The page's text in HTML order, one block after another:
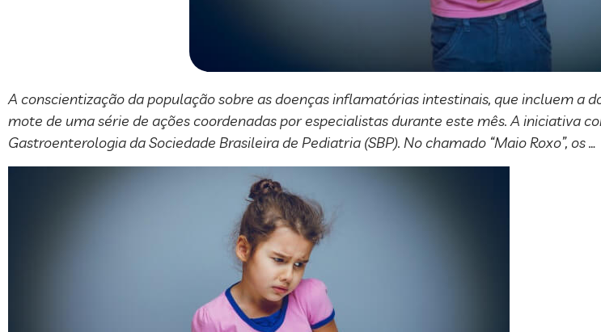
A conscientização da população sobre as doenças inflamatórias intestinais, que incluem a
mote de uma série de ações coordenadas por especialistas durante este mês. A iniciativa
Gastroenterologia da Sociedade Brasileira de Pediatria (SBP). No chamado “Maio Roxo”, os …